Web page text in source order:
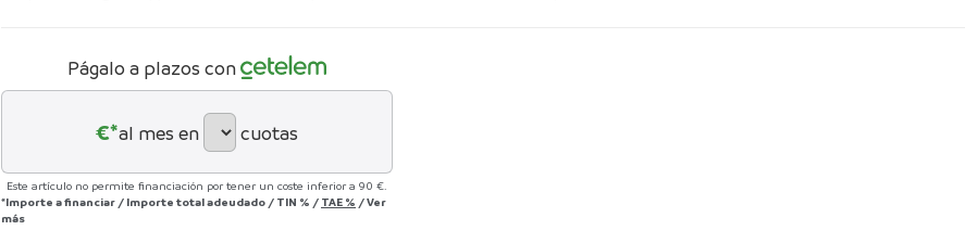
Págalo a plazos con
€*al mes en cuotas
Este artículo no permite financiación por tener un coste inferior a 90 €.
*Importe a financiar / Importe total adeudado / TIN % / TAE % /Ver
más